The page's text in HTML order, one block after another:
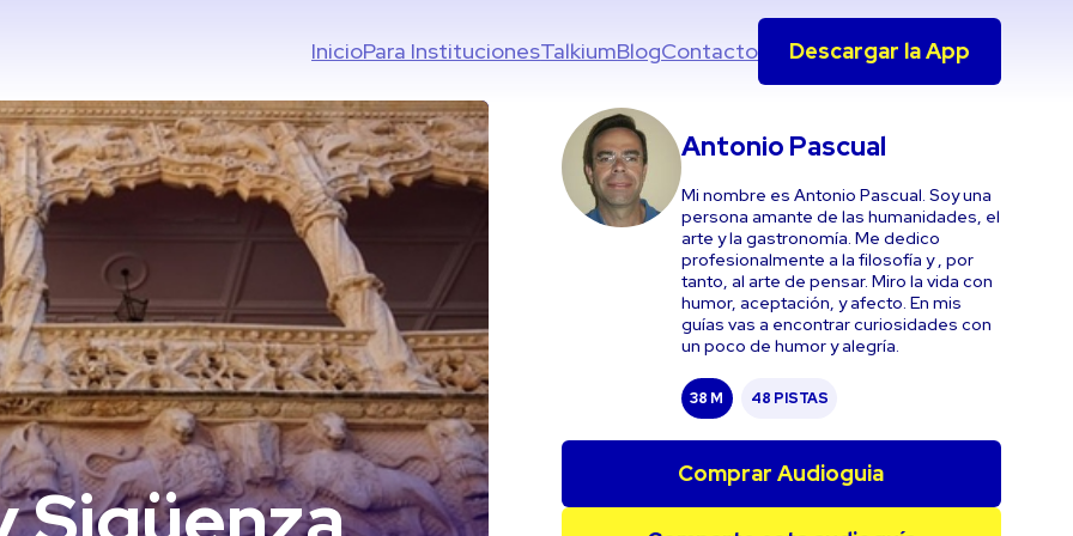
InicioPara InstitucionesTalkiumBlogContacto Descargar la App
Antonio Pascual
Mi nombre es Antonio Pascual. Soy una
persona amante de las humanidades, el
arte y la gastronomía. Me dedico
profesionalmente a la filosofía y , por
tanto, al arte de pensar. Miro la vida con
humor, aceptación, y afecto. En mis
guías vas a encontrar curiosidades con
un poco de humor y alegría.
38 M 48 PISTAS
Comprar Audioguia